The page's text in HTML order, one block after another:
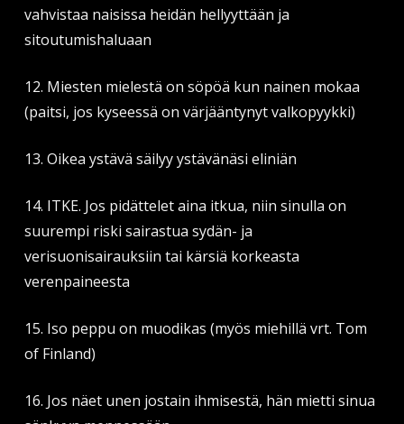
vahvistaa naisissa heidän hellyyttään ja
sitoutumishaluaan
12. Miesten mielestä on söpöä kun nainen mokaa
(paitsi, jos kyseessä on värjääntynyt valkopyykki)
13. Oikea ystävä säilyy ystävänäsi eliniän
14. ITKE. Jos pidättelet aina itkua, niin sinulla on
suurempi riski sairastua sydän- ja
verisuonisairauksiin tai kärsiä korkeasta
verenpaineesta
15. Iso peppu on muodikas (myös miehillä vrt. Tom
of Finland)
16. Jos näet unen jostain ihmisestä, hän mietti sinua